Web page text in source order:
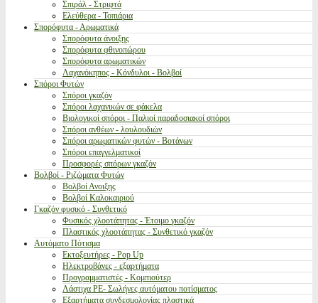
Σπιράλ - Στριφτά
Ελεύθερα - Τοπιάρια
Σπορόφυτα - Αρωματικά
Σπορόφυτα άνοιξης
Σπορόφυτα φθινοπώρου
Σπορόφυτα αρωματικών
Λαχανόκηπος - Κόνδυλοι - Βολβοί
Σπόροι Φυτών
Σπόροι γκαζόν
Σπόροι λαχανικών σε φάκελα
Βιολογικοί σπόροι - Παλιοί παραδοσιακοί σπόροι
Σπόροι ανθέων - λουλουδιών
Σπόροι αρωματικών φυτών - Βοτάνων
Σπόροι επαγγελματικοί
Προσφορές σπόρων γκαζόν
Βολβοί - Ριζώματα Φυτών
Βολβοί Ανοιξης
Βολβοί Καλοκαιριού
Γκαζόν φυσικό - Συνθετικό
Φυσικός χλοοτάπητας - Έτοιμο γκαζόν
Πλαστικός χλοοτάπητας - Συνθετικό γκαζόν
Αυτόματο Πότισμα
Εκτοξευτήρες - Pop Up
Ηλεκτροβάνες - εξαρτήματα
Προγραμματιστές - Κομπιούτερ
Λάστιχα PE- Σωλήνες αυτόματου ποτίσματος
Εξαρτήματα συνδεσμολογίας πλαστικά